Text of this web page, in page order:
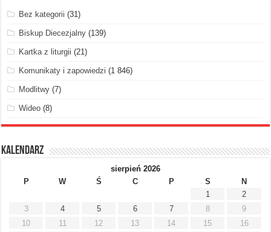
Bez kategorii (31)
Biskup Diecezjalny (139)
Kartka z liturgii (21)
Komunikaty i zapowiedzi (1 846)
Modlitwy (7)
Wideo (8)
Kalendarz
sierpień 2026
P
W Ś C P S
N
1
2
3
4 5 6 7 8
9
10
11 12 13 14 15
16